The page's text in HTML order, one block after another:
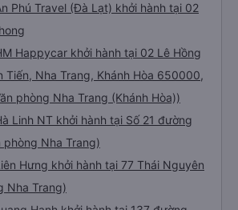
Phú Travel (Đà Lạt) khởi hành tại 02
Happycar khởi hành tại 02 Lê Hồng
Tiến, Nha Trang, Khánh Hòa 650000,
phòng Nha Trang (Khánh Hòa))
Linh NT khởi hành tại Số 21 đường
phòng Nha Trang)
Hưng khởi hành tại 77 Thái Nguyên
Nha Trang)